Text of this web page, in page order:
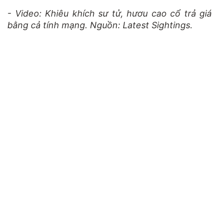
- Video: Khiêu khích sư tử, hươu cao cổ trả giá
bằng cả tính mạng. Nguồn: Latest Sightings.